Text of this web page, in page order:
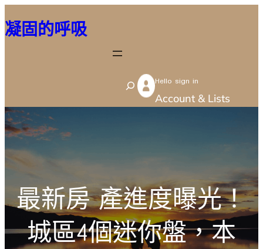
至
容
凝固的呼吸
S
e
Hello sign in
Account & Lists
最新房 產進度曝光！
城區4個迷你盤，本